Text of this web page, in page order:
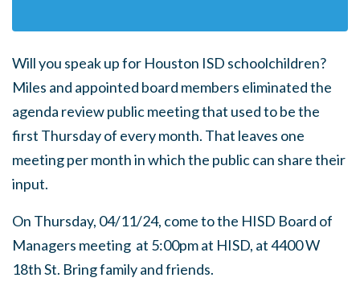
Will you speak up for Houston ISD schoolchildren?
Miles and appointed board members eliminated the
agenda review public meeting that used to be the
first Thursday of every month. That leaves one
meeting per month in which the public can share their
input.
On Thursday, 04/11/24, come to the HISD Board of
Managers meeting at 5:00pm at HISD, at4400 W
18th St. Bring family and friends.